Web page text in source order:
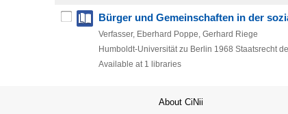
Bürger und Gemeinschaften in der
Verfasser, Eberhard Poppe, Gerhard Riege
Humboldt-Universität zu Berlin 1968 Staatsrecht
Available at 1 libraries
About CiNii